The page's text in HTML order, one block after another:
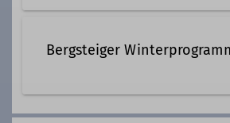
Ämter
Tourenleiterin
Bergsteiger
Schneelandschaften